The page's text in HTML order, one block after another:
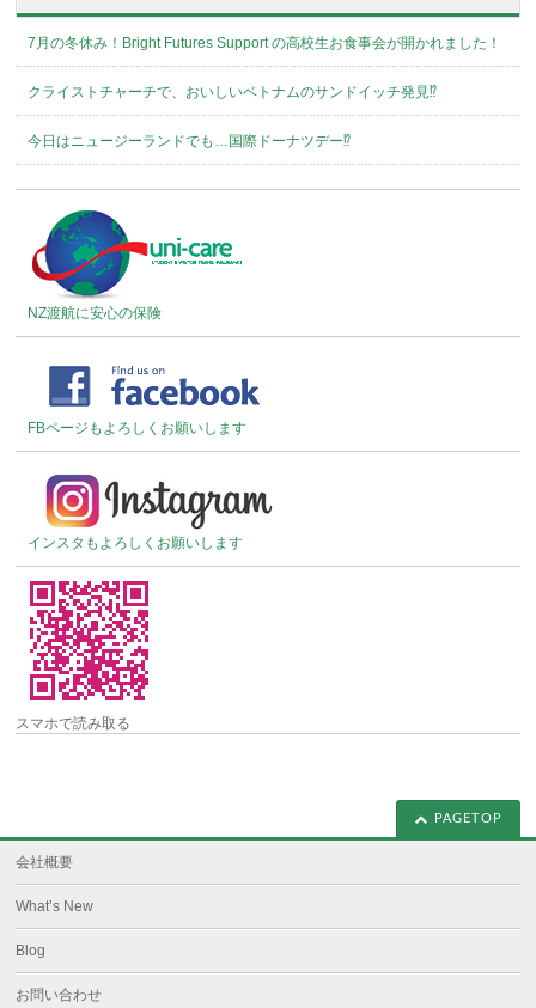
7月の冬休み！Bright Futures Support の高校生お食事会が開かれました！
クライストチャーチで、おいしいベトナムのサンドイッチ発見⁉︎
今日はニュージーランドでも…国際ドーナツデー⁉︎
NZ渡航に安心の保険
FBページもよろしくお願いします
インスタもよろしくお願いします
スマホで読み取る
PAGETOP
会社概要
What’s New
Blog
お問い合わせ